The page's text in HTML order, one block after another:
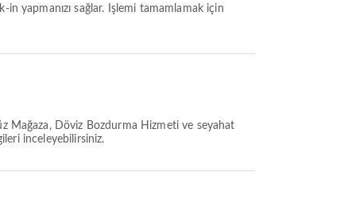
Mağaza, Döviz Bozdurma Hizmeti ve seyahat
inceleyebilirsiniz.